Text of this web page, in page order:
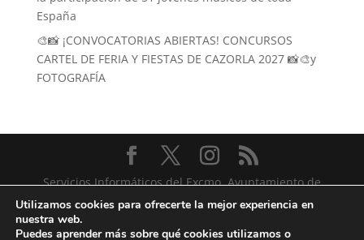
España
🎨📸 ¡CONVOCATORIAS ABIERTAS! CONCURSOS
CARTEL DE FERIA Y FIESTAS DE CAZORLA 2027 📸🎨y
FOTOGRAFÍA
Servicios Informáticos del Excmo. Ayuntamiento de
Cazorla
Utilizamos cookies para ofrecerte la mejor experiencia en
nuestra web.
Puedes aprender más sobre qué cookies utilizamos o